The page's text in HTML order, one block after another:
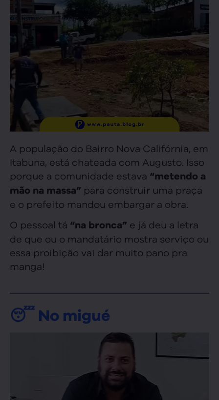
A população do Bairro Nova Califórnia, em
Itabuna, está chateada com Augusto. Isso
porque a comunidade estava “metendo a
mão na massa” para construir uma praça
e o prefeito mandou embargar a obra.
O pessoal tá “na bronca” e já deu a letra
de que ou o mandatário mostra serviço ou
essa proibição vai dar muito pano pra
manga!
😴 No migué